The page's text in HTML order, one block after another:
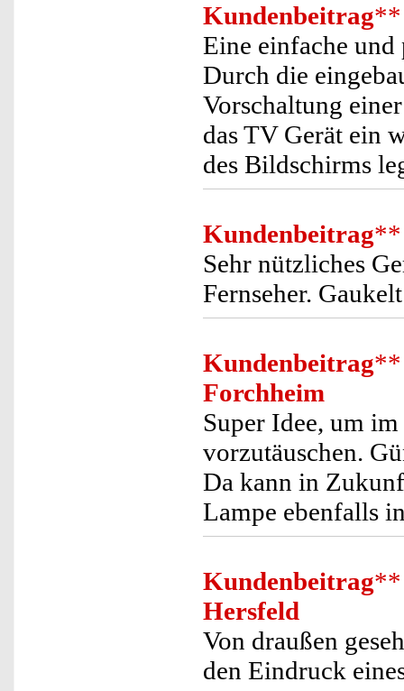
Kundenbeitrag**
Eine einfache
Durch die
Vorschaltung
das TV Gerät ein
des Bildschirms
Kundenbeitrag**
Sehr nützliches
Fernseher.
Kundenbeitrag**
Forchheim
Super Idee, um
vorzutäuschen.
Da kann in
Lampe ebenfalls
Kundenbeitrag**
Hersfeld
Von draußen
den Eindruck